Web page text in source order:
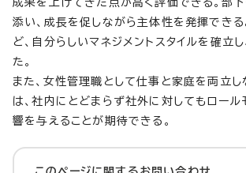
成果を上げてきた点が高く評価できる。部
添い、成長を促しながら主体性を発揮でき
ど、自分らしいマネジメントスタイルを確立
た。
また、女性管理職として仕事と家庭を両立
は、社内にとどまらず社外に対してもロール
響を与えることが期待できる。